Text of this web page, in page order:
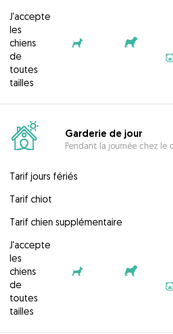
J'accepte
les
chiens
de
toutes
tailles
Garderie de jour
Pendant la journée chez le
Tarif jours fériés
Tarif chiot
Tarif chien supplémentaire
J'accepte
les
chiens
de
toutes
tailles